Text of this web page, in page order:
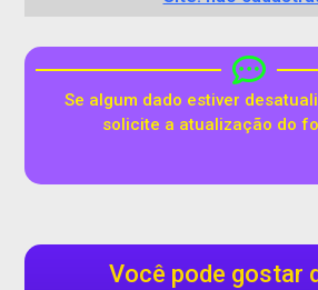
Se algum dado estiver
solicite a atualização do
Você pode gostar